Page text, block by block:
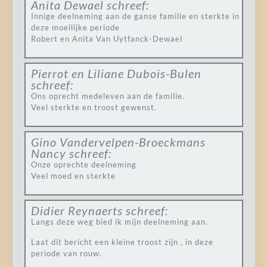
Anita Dewael schreef:
Innige deelneming aan de ganse familie en sterkte in
deze moeilijke periode
Robert en Anita Van Uytfanck-Dewael
Pierrot en Liliane Dubois-Bulen
schreef:
Ons oprecht medeleven aan de familie.
Veel sterkte en troost gewenst.
Gino Vandervelpen-Broeckmans
Nancy schreef:
Onze oprechte deelneming
Veel moed en sterkte
Didier Reynaerts schreef:
Langs deze weg bied ik mijn deelneming aan.
Laat dit bericht een kleine troost zijn , in deze
periode van rouw.